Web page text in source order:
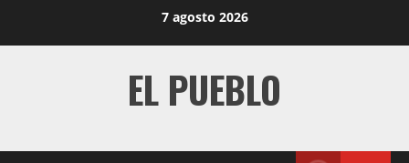
7 agosto 2026
EL PUEBLO